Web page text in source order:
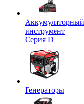
Аккумуляторный
инструмент
Серия D
Генераторы